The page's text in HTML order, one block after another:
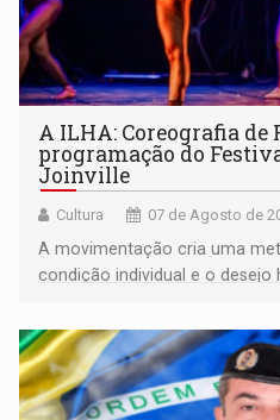
A ILHA: Coreografia de
programação do
Joinville
Cultura 07 de Agosto de
A movimentação cria uma
condição individual e o desejo